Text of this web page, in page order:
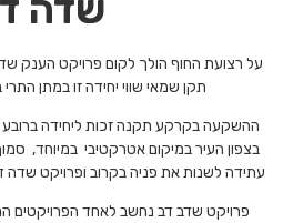
על רצועת החוף הולך לקום פרויקט הענק
תקן שמאי שווי יחידה זו במתן התרי בנייה כ-2.5
ההשקעה בקרקע תקנה זכות ליחידה
בצפון העיר במיקום אטרקטיבי במיוחד,
עתידה לשנות את פניה בקרוב ופרויקט שדה
פרויקט שדב דב נחשב לאחד הפרויקטים